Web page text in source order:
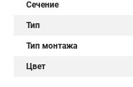
Сечение
Тип
Тип монтажа
Цвет